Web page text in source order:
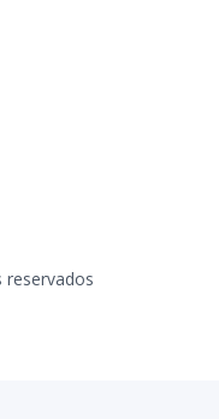
reservados